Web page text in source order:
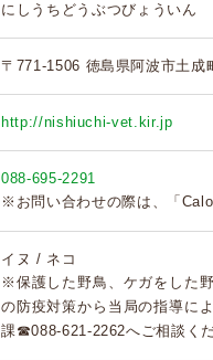
にしうちどうぶつびょういん
〒771-1506 徳島県阿波市土成
http://nishiuchi-vet.kir.jp
088-695-2291
※お問い合わせの際は、「
イヌ / ネコ
※保護した野鳥、ケガをした
の防疫対策から当局の指導に
課☎088-621-2262へご相談くだ